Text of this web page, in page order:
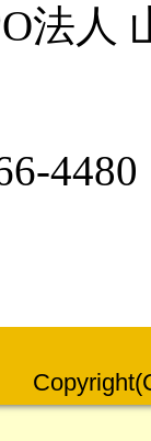
法人
4480